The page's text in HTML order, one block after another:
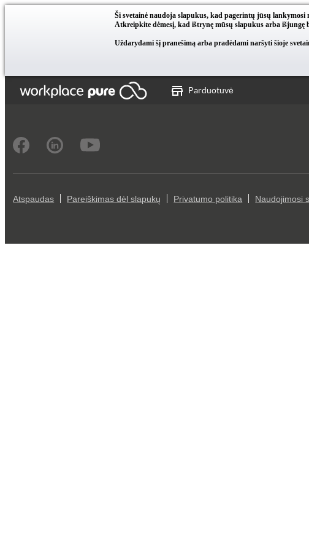
Ši svetainė naudoja slapukus, kad pagerintų jūsų
Atkreipkite dėmesį, kad ištrynę mūsų slapukus arba
Uždarydami šį pranešimą arba pradėdami naršyti šioje
Parduotuvė
Atspaudas Pareiškimas dėl slapukų Privatumo politika Naudojimosi